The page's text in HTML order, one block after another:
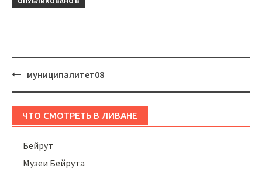
Навигация
муниципалитет08
ЧТО СМОТРЕТЬ В ЛИВАНЕ
Бейрут
Музеи Бейрута